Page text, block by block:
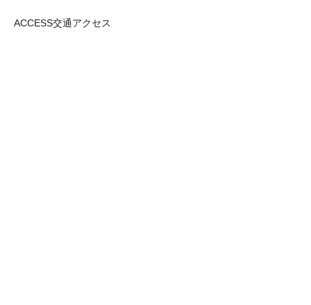
ACCESS交通アクセス